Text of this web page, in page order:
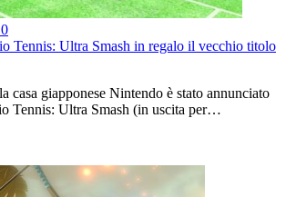
0
Tennis: Ultra Smash in regalo il vecchio titolo
casa giapponese Nintendo è stato annunciato
Tennis: Ultra Smash (in uscita per…